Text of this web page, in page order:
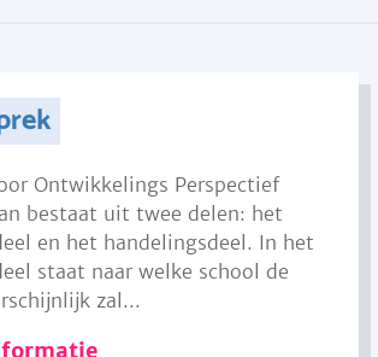
Ontwikkelings Perspectief
bestaat uit twee delen: het
en het handelingsdeel. In het
staat naar welke school de
zal...